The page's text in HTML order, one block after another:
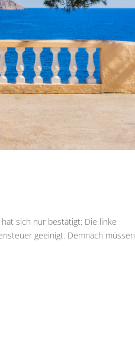
sich nur bestätigt: Die linke
geeinigt. Demnach müssen